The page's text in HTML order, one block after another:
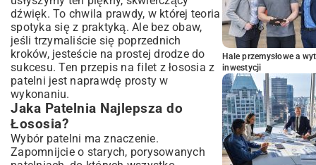
dźwięk. To chwila prawdy, w której teoria
spotyka się z praktyką. Ale bez obaw,
jeśli trzymaliście się poprzednich
kroków, jesteście na prostej drodze do
sukcesu. Ten przepis na filet z łososia z
patelni jest naprawdę prosty w
wykonaniu.
Jaka Patelnia Najlepsza do
Łososia?
Wybór patelni ma znaczenie.
Zapomnijcie o starych, porysowanych
Hale przemysłowe a
inwestycji